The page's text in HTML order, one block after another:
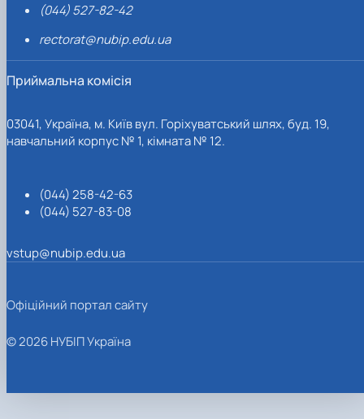
(044) 527-82-42
rectorat@nubip.edu.ua
Приймальна комісія
03041, Україна, м. Київ вул. Горіхуватський шлях, буд. 19,
навчальний корпус № 1, кімната № 12.
(044) 258-42-63
(044) 527-83-08
vstup@nubip.edu.ua
Офіційний портал сайту
© 2026 НУБІП Україна